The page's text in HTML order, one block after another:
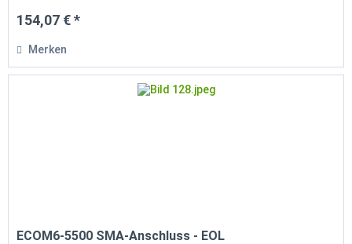
154,07 € *
Merken
ECOM6-5500 SMA-Anschluss - EOL